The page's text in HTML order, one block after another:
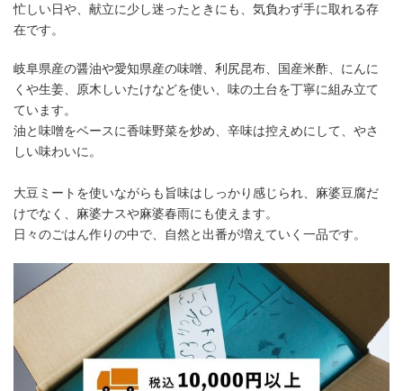
忙しい日や、献立に少し迷ったときにも、気負わず手に取れる存
在です。
岐阜県産の醤油や愛知県産の味噌、利尻昆布、国産米酢、にんに
くや生姜、原木しいたけなどを使い、味の土台を丁寧に組み立て
ています。
油と味噌をベースに香味野菜を炒め、辛味は控えめにして、やさ
しい味わいに。
大豆ミートを使いながらも旨味はしっかり感じられ、麻婆豆腐だ
けでなく、麻婆ナスや麻婆春雨にも使えます。
日々のごはん作りの中で、自然と出番が増えていく一品です。